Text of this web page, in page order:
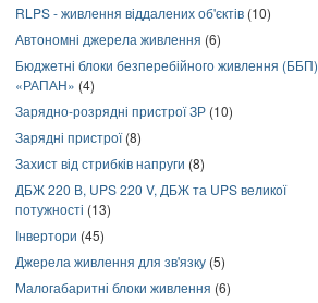
RLPS - живлення віддалених об'єктів (10)
Автономні джерела живлення (6)
Бюджетні блоки безперебійного живлення (ББП)
«РАПАН» (4)
Зарядно-розрядні пристрої ЗР (10)
Зарядні пристрої(8)
Захист від стрибків напруги (8)
ДБЖ 220 В, UPS 220 V, ДБЖ та UPS великої
потужності (13)
Інвертори (45)
Джерела живлення для зв'язку (5)
Малогабаритні блоки живлення (6)